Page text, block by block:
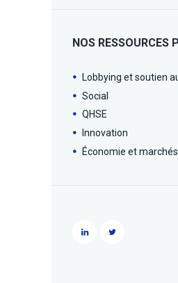
NOS RESSOURCES
Lobbying et soutien
Social
QHSE
Innovation
Économie et marchés